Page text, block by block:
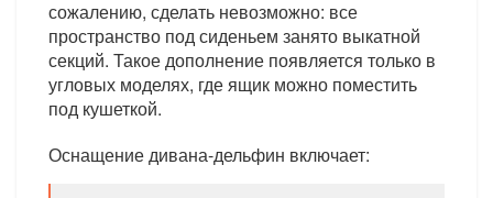
сожалению, сделать невозможно: все
пространство под сиденьем занято выкатной
секций. Такое дополнение появляется только в
угловых моделях, где ящик можно поместить
под кушеткой.
Оснащение дивана-дельфин включает: